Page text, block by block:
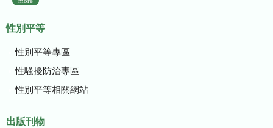
性別平等
性別平等專區
性騷擾防治專區
性別平等相關網站
出版刊物